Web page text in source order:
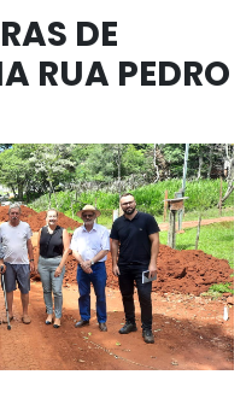
DE
RUA PEDRO